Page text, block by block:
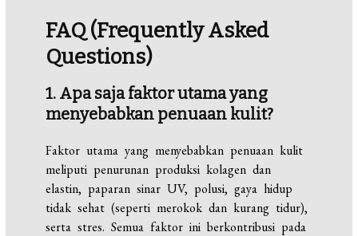
FAQ (Frequently Asked
Questions)
1. Apa saja faktor utama yang
menyebabkan penuaan kulit?
Faktor utama yang menyebabkan penuaan kulit
meliputi penurunan produksi kolagen dan
elastin, paparan sinar UV, polusi, gaya hidup
tidak sehat (seperti merokok dan kurang tidur),
serta stres. Semua faktor ini berkontribusi pada